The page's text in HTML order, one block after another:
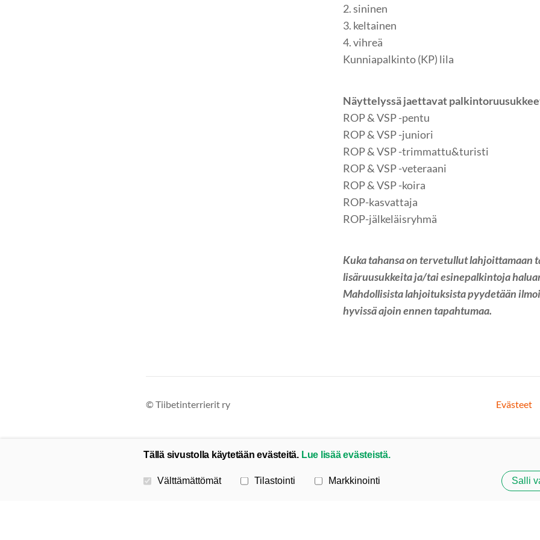
2. sininen
3. keltainen
4. vihreä
Kunniapalkinto (KP) lila
Näyttelyssä jaettavat
ROP & VSP -pentu
ROP & VSP -juniori
ROP & VSP -trimmattu&turisti
ROP & VSP -veteraani
ROP & VSP -koira
ROP-kasvattaja
ROP-jälkeläisryhmä
Kuka tahansa on tervetullut lahjoittamaan
lisäruusukkeita ja/tai esinepalkintoja
Mahdollisista lahjoituksista pyydetään
hyvissä ajoin ennen tapahtumaa.
©Tiibetinterrierit ry
Evästeet
Tällä sivustolla käytetään evästeitä. Lue lisää evästeistä.
Valitse käytettävät evästeet
Välttämättömät Tilastointi Markkinointi Salli